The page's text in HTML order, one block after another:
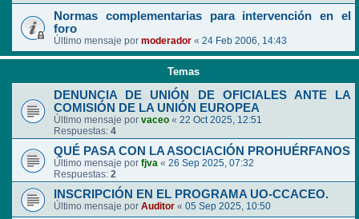
Normas complementarias para intervención en el
foro
Último mensaje por moderador « 24 Feb 2006, 14:43
Temas
DENUNCIA DE UNIÓN DE OFICIALES ANTE LA
COMISIÓN DE LA UNIÓN EUROPEA
Último mensaje por vaceo « 22 Oct 2025, 12:51
Respuestas: 4
QUÉ PASA CON LA ASOCIACIÓN PROHUÉRFANOS
Último mensaje por fjva « 26 Sep 2025, 07:32
Respuestas: 2
INSCRIPCIÓN EN EL PROGRAMA UO-CCACEO.
Último mensaje por Auditor « 05 Sep 2025, 10:50